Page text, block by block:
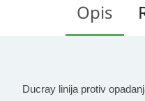
Opis
Ducray linija protiv